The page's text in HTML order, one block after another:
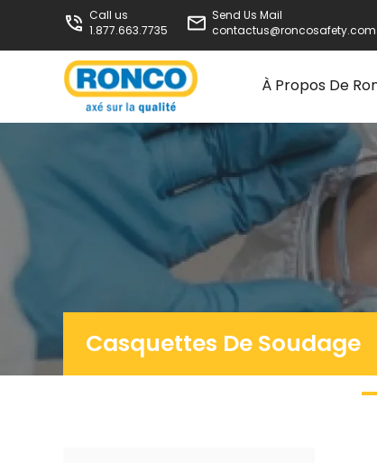
Call us
1.877.663.7735
Send Us Mail
contactus@roncosafety.com
À Propos De
Casquettes De Soudage